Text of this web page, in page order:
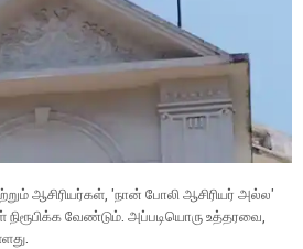
ஆசிரியர்கள், 'நான் போலி ஆசிரியர் அல்ல'
வேண்டும். அப்படியொரு உத்தரவை,